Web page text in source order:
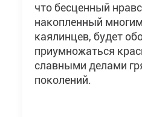
что бесценный
накопленный
каялинцев, будет
приумножаться
славными делами
поколений.